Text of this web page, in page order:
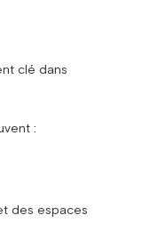
clé dans
:
des espaces